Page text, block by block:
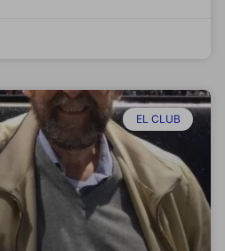
EL CLUB